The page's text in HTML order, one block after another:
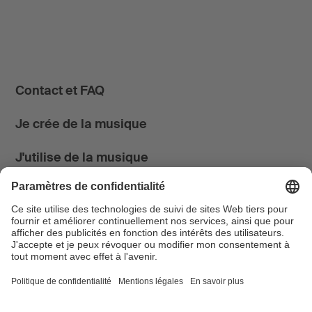
Contact et FAQ
Je crée de la musique
J'utilise de la musique
News & Agenda
FONDATION SUISA ↗